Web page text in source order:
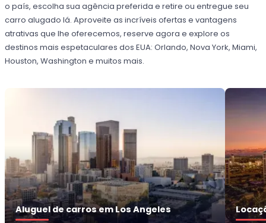
o país, escolha sua agência preferida e retire ou entregue seu
carro alugado lá. Aproveite as incríveis ofertas e vantagens
atrativas que lhe oferecemos, reserve agora e explore os
destinos mais espetaculares dos EUA: Orlando, Nova York, Miami,
Houston, Washington e muitos mais.
Aluguel de carros em Los Angeles